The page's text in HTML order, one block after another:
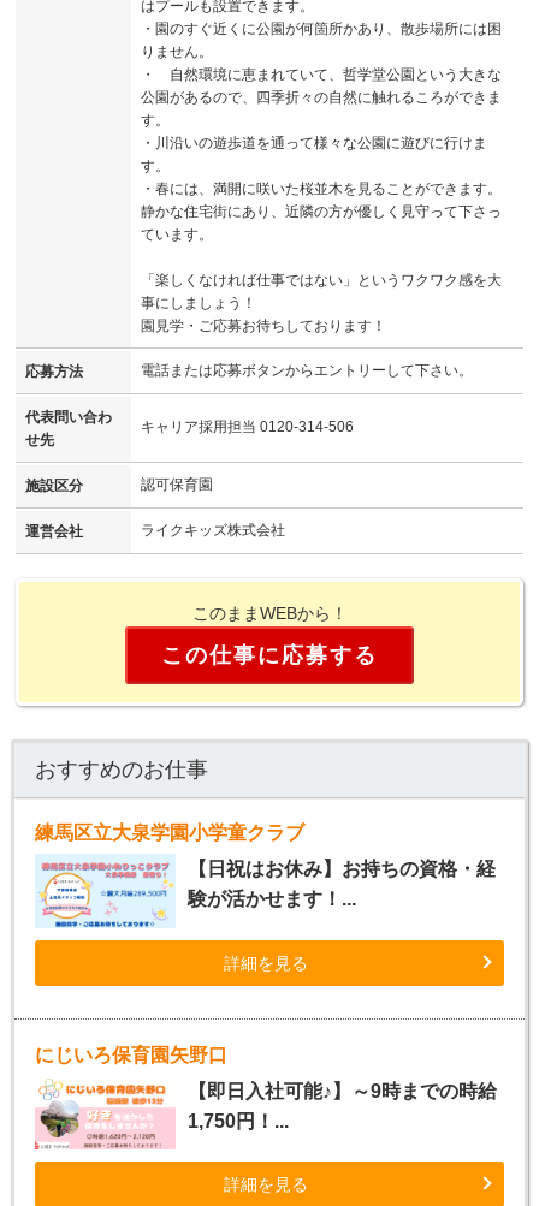
はプールも設置できます。
・園のすぐ近くに公園が何箇所かあり、散歩場所には困
りません。
・ 自然環境に恵まれていて、哲学堂公園という大きな
公園があるので、四季折々の自然に触れるころができま
す。
・川沿いの遊歩道を通って様々な公園に遊びに行けま
す。
・春には、満開に咲いた桜並木を見ることができます。
静かな住宅街にあり、近隣の方が優しく見守って下さっ
ています。
「楽しくなければ仕事ではない」というワクワク感を大
事にしましょう！
園見学・ご応募お待ちしております！
応募方法 電話または応募ボタンからエントリーして下さい。
代表問い合わ
せ先
キャリア採用担当 0120-314-506
施設区分 認可保育園
運営会社 ライクキッズ株式会社
このままWEBから！
この仕事に応募する
おすすめのお仕事
練馬区立大泉学園小学童クラブ
【日祝はお休み】お持ちの資格・経
験が活かせます！...
詳細を見る
にじいろ保育園矢野口
【即日入社可能♪】～9時までの時給
1,750円！...
詳細を見る